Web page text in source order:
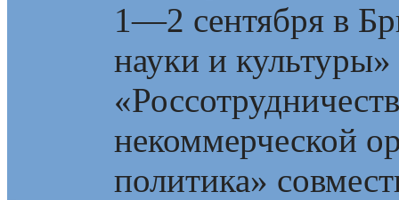
1—2 сентября в
науки и культуры»
некоммерческой
политика»